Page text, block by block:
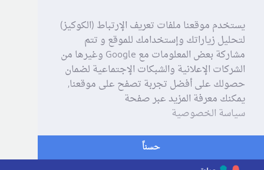
يستخدم موقعنا ملفات تعريف الإرتباط (الكوكيز)
لتحليل زياراتك وإستخدامك للموقع و تتم
مشاركة بعض المعلومات مع Google وغيرها من
الشركات الإعلانية والشبكات الإجتماعية لضمان
حصولك على أفضل تجربة تصفح على موقعنا,
يمكنك معرفة المزيد عبر صفحة
سياسة الخصوصية
حسناً